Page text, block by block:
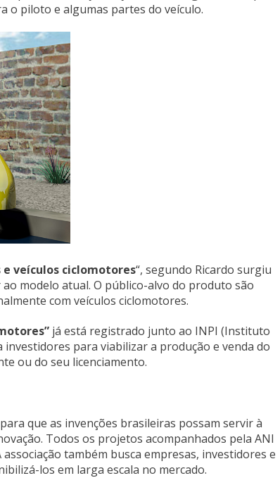
o piloto e algumas partes do veículo.
veículos ciclomotores“, segundo Ricardo surgiu
modelo atual. O público-alvo do produto são
com veículos ciclomotores.
já está registrado junto ao INPI (Instituto
para viabilizar a produção e venda do
ou do seu licenciamento.
que as invenções brasileiras possam servir à
Todos os projetos acompanhados pela ANI
também busca empresas, investidores e
los em larga escala no mercado.